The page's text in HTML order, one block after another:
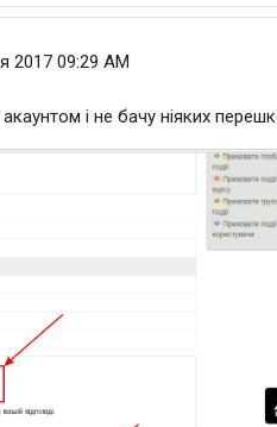
2017 09:29 AM
і не бачу ніяких